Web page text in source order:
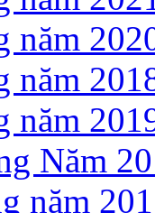
năm
năm
năm
Năm
năm